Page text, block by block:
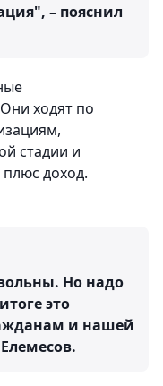
– пояснил
ходят по
стадии и
доход.
Но надо
это
и нашей